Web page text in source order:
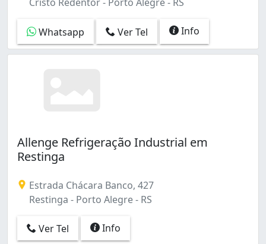
Cristo Redentor - Porto Alegre - RS
Whatsapp Ver Tel Info
Allenge Refrigeração Industrial em
Restinga
Estrada Chácara Banco, 427
Restinga - Porto Alegre - RS
Ver Tel Info